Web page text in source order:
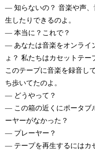
— 知らないの？ 音楽や声、
生したりできるのよ。
— 本当に？これで？
— あなたは音楽をオンライ
ょ？ 私たちはカセットテー
このテープに音楽を録音し
ち歩いてたのよ。
— どうやって？
— この箱の近くにポータブ
ーヤーがなかった？
— プレーヤー？
— テープを再生するにはカ